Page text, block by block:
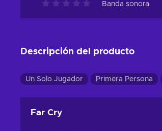
Banda sonora
Descripción del producto
Un Solo Jugador Primera Persona
Far Cry